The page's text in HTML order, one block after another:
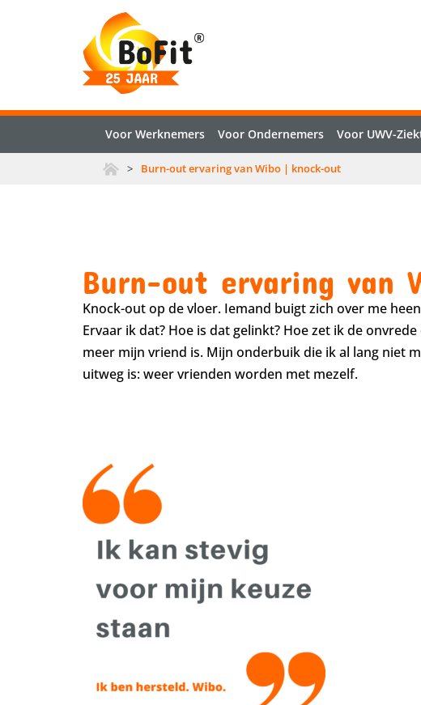
Voor Werknemers Voor Ondernemers Voor UWV-
> Burn-out ervaring van Wibo | knock-out
Burn-out ervaring van
Knock-out op de vloer. Iemand buigt zich over me
Ervaar ik dat? Hoe is dat gelinkt? Hoe zet ik de
meer mijn vriend is. Mijn onderbuik die ik al lang niet
uitweg is: weer vrienden worden met mezelf.